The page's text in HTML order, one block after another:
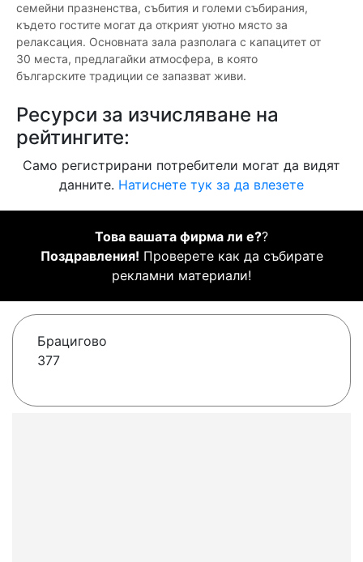
семейни празненства, събития и големи събирания,
където гостите могат да открият уютно място за
релаксация. Основната зала разполага с капацитет от
30 места, предлагайки атмосфера, в която
българските традиции се запазват живи.
Ресурси за изчисляване на
рейтингите:
Само регистрирани потребители могат да видят
данните. Натиснете тук за да влезете
Това вашата фирма ли е??
Поздравления! Проверете как да събирате
рекламни материали!
Брацигово
377